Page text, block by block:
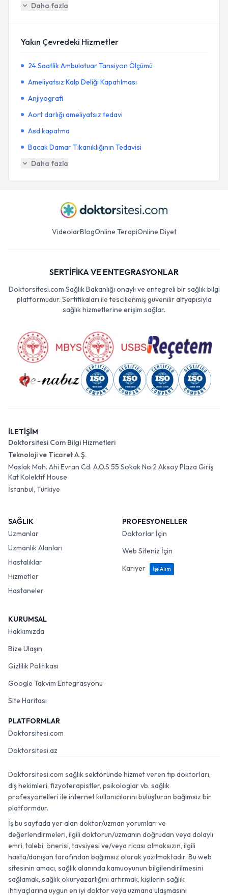
Daha fazla
Yakın Çevredeki Hizmetler
24 Saatlik Ambulatuar Tansiyon Ölçümü
Ameliyatsız Kalp Deliği Kapatılması
Anjiyografi
Aort darlığı ameliyatsız tedavi
Asd kapatma
Bacak Damar Tıkanıklığının Tedavisi
Daha fazla
VideolarBlogOnline TerapiOnline Diyet
SERTİFİKA VE ENTEGRASYONLAR
Doktorsitesi.com Sağlık Bakanlığı onaylı ve entegreli bir sağlık bilgi
platformudur. Sertifikaları ile tescillenmiş güvenilir altyapısıyla
sağlık hizmetlerine erişim sağlar.
İLETİŞİM
Doktorsitesi Com Bilgi Hizmetleri
Teknoloji ve Ticaret A.Ş.
Maslak Mah. Ahi Evran Cd. A.O.S 55 Sokak No:2 Aksoy Plaza Giriş
Kat Kolektif House
İstanbul, Türkiye
SAĞLIK
Uzmanlar
Uzmanlık Alanları
Hastalıklar
Hizmetler
Hastaneler
PROFESYONELLER
Doktorlar İçin
Web Siteniz İçin
Kariyer
İşe Alım
KURUMSAL
Hakkımızda
Bize Ulaşın
Gizlilik Politikası
Google Takvim Entegrasyonu
Site Haritası
PLATFORMLAR
Doktorsitesi.com
Doktorsitesi.az
Doktorsitesi.com sağlık sektöründe hizmet veren tıp doktorları,
diş hekimleri, fizyoterapistler, psikologlar vb. sağlık
profesyonelleri ile internet kullanıcılarını buluşturan bağımsız bir
platformdur.
İş bu sayfada yer alan doktor/uzman yorumları ve
değerlendirmeleri, ilgili doktorun/uzmanın doğrudan veya dolaylı
emri, talebi, önerisi, tavsiyesi ve/veya ricası olmaksızın, ilgili
hasta/danışan tarafından bağımsız olarak yazılmaktadır. Bu web
sitesinin amacı, sağlık alanında kamuoyunun bilgilendirilmesini
sağlamak, sağlık okuryazarlığını artırmak, kişilerin sağlık
ihtiyaçlarına uygun en iyi doktor veya uzmana ulaşmasını